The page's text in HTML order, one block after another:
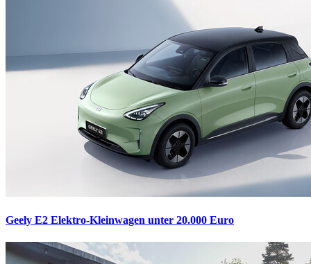
Geely E2 Elektro-Kleinwagen unter 20.000 Euro